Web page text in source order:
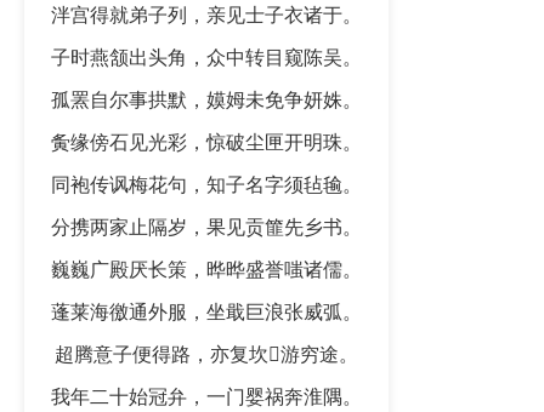
泮宫得就弟子列，亲见士子衣诸于。
子时燕颔出头角，众中转目窥陈吴。
孤罴自尔事拱默，嫫姆未免争妍姝。
夤缘傍石见光彩，惊破尘匣开明珠。
同袍传讽梅花句，知子名字须毡毺。
分携两家止隔岁，果见贡篚先乡书。
巍巍广殿厌长策，晔晔盛誉嗤诸儒。
蓬莱海徼通外服，坐戢巨浪张威弧。
超腾意子便得路，亦复坎𡒄游穷途。
我年二十始冠弁，一门婴祸奔淮隅。